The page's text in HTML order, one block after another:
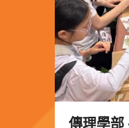
傳理學部